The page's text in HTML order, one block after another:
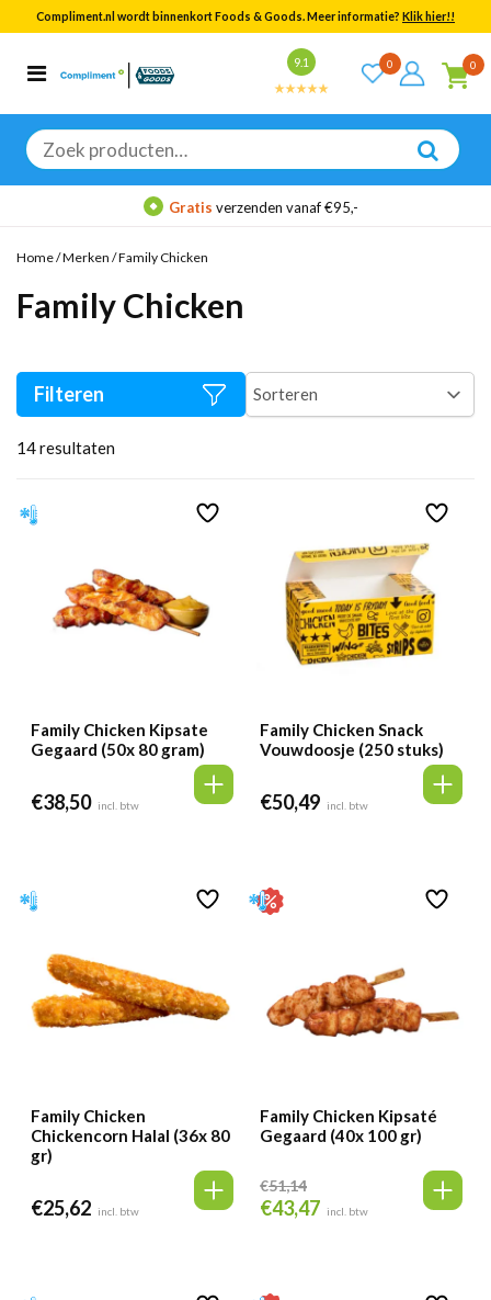
Compliment.nl wordt binnenkort Foods & Goods. Meer informatie? Klik hier!!
9.1 0 0
Zoeken
naar:
Categorieën
Bekijk alle resultaten
Gratis verzenden vanaf €95,-
Home/Merken /Family Chicken
Family Chicken
14resultaten
Filteren
Family Chicken Kipsate
Gegaard (50x 80 gram)
€38,50 incl. btw
Family Chicken Snack
Vouwdoosje (250 stuks)
€50,49 incl. btw
Family Chicken
Chickencorn Halal (36x 80
gr)
€25,62 incl. btw
Family Chicken Kipsaté
Gegaard (40x 100 gr)
€51,14
Oorspronkelijke
€51,14.
€43,47 Huidige
incl. btw